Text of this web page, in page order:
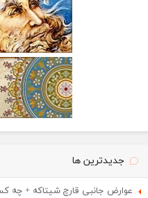
جدیدترین ها
عوارض جانبی قارچ شیتاکه + چه